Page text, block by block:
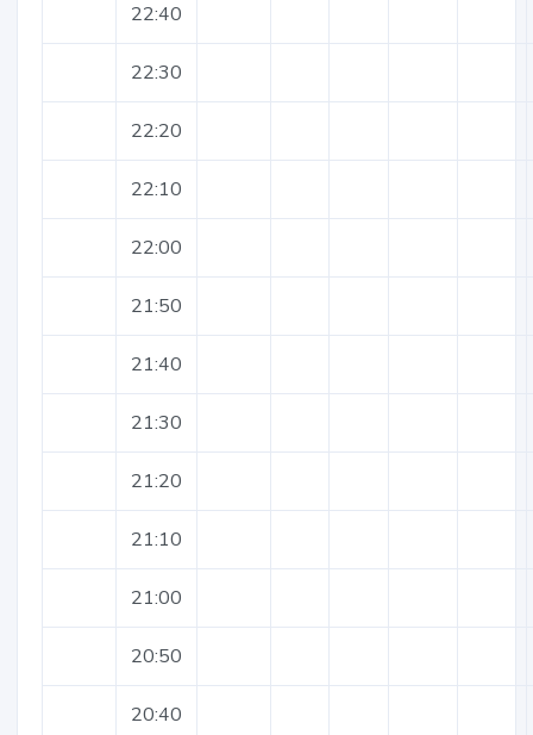
22:40
22:30
22:20
22:10
22:00
21:50
21:40
21:30
21:20
21:10
21:00
20:50
20:40